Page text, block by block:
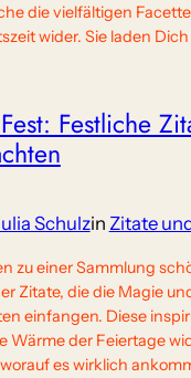
die vielfältigen
wider. Sie laden
Festliche
Schulzin Zitate
zu einer Sammlung
Zitate, die die Magie
einfangen. Diese
Wärme der Feiertage
es wirklich